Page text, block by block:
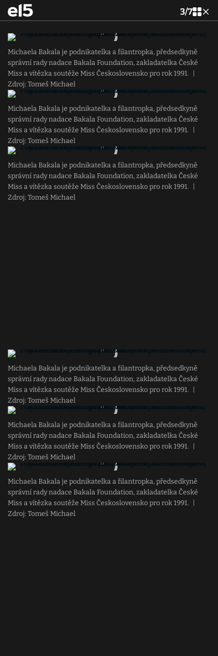
3/7
Michaela Bakala je podnikatelka a filantropka, předsedkyně
správní rady nadace Bakala Foundation, zakladatelka České
Miss a vítězka soutěže Miss Československo pro rok 1991.
Zdroj: Tomeš Michael
Michaela Bakala je podnikatelka a filantropka, předsedkyně
správní rady nadace Bakala Foundation, zakladatelka České
Miss a vítězka soutěže Miss Československo pro rok 1991.
Zdroj: Tomeš Michael
Michaela Bakala je podnikatelka a filantropka, předsedkyně
správní rady nadace Bakala Foundation, zakladatelka České
Miss a vítězka soutěže Miss Československo pro rok 1991.
Zdroj: Tomeš Michael
Michaela Bakala je podnikatelka a filantropka, předsedkyně
správní rady nadace Bakala Foundation, zakladatelka České
Miss a vítězka soutěže Miss Československo pro rok 1991.
Zdroj: Tomeš Michael
Michaela Bakala je podnikatelka a filantropka, předsedkyně
správní rady nadace Bakala Foundation, zakladatelka České
Miss a vítězka soutěže Miss Československo pro rok 1991.
Zdroj: Tomeš Michael
Michaela Bakala je podnikatelka a filantropka, předsedkyně
správní rady nadace Bakala Foundation, zakladatelka České
Miss a vítězka soutěže Miss Československo pro rok 1991.
Zdroj: Tomeš Michael